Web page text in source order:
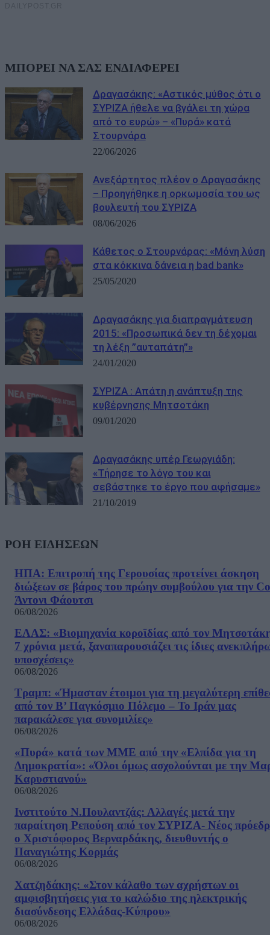
ΜΠΟΡΕΙ ΝΑ ΣΑΣ ΕΝΔΙΑΦΕΡΕΙ
Δραγασάκης: «Αστικός μύθος ότι ο
ΣΥΡΙΖΑ ήθελε να βγάλει τη χώρα
από το ευρώ» – «Πυρά» κατά
Στουρνάρα
22/06/2026
Ανεξάρτητος πλέον ο Δραγασάκης
– Προηγήθηκε η ορκωμοσία του ως
βουλευτή του ΣΥΡΙΖΑ
08/06/2026
Κάθετος ο Στουρνάρας: «Μόνη λύση
στα κόκκινα δάνεια η bad bank»
25/05/2020
Δραγασάκης για διαπραγμάτευση
2015: «Προσωπικά δεν τη δέχομαι
τη λέξη ”αυταπάτη”»
24/01/2020
ΣΥΡΙΖΑ : Απάτη η ανάπτυξη της
κυβέρνησης Μητσοτάκη
09/01/2020
Δραγασάκης υπέρ Γεωργιάδη:
«Τήρησε το λόγο του και
σεβάστηκε το έργο που αφήσαμε»
21/10/2019
ΡΟΗ ΕΙΔΗΣΕΩΝ
ΗΠΑ: Επιτροπή της Γερουσίας προτείνει άσκηση
διώξεων σε βάρος του πρώην συμβούλου για την
Άντονι Φάουτσι
06/08/2026
ΕΛΑΣ: «Βιομηχανία κοροϊδίας από τον
7 χρόνια μετά, ξαναπαρουσιάζει τις ίδιες
υποσχέσεις»
06/08/2026
Τραμπ: «Ήμασταν έτοιμοι για τη μεγαλύτερη
από τον Β’ Παγκόσμιο Πόλεμο – Το Ιράν μας
παρακάλεσε για συνομιλίες»
06/08/2026
«Πυρά» κατά των ΜΜΕ από την «Ελπίδα για τη
Δημοκρατία»: «Όλοι όμως ασχολούνται με την
Καρυστιανού»
06/08/2026
Ινστιτούτο Ν.Πουλαντζάς: Αλλαγές μετά την
παραίτηση Ρεπούση από τον ΣΥΡΙΖΑ- Νέος
ο Χριστόφορος Βερναρδάκης, διευθυντής ο
Παναγιώτης Κορμάς
06/08/2026
Χατζηδάκης: «Στον κάλαθο των αχρήστων οι
αμφισβητήσεις για το καλώδιο της ηλεκτρικής
διασύνδεσης Ελλάδας-Κύπρου»
06/08/2026